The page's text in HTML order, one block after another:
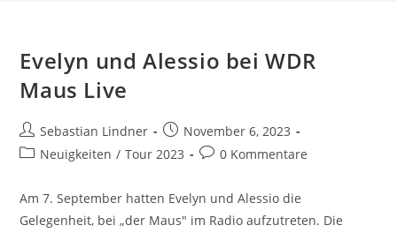
Evelyn und Alessio bei WDR
Maus Live
Beitrags-
Autor:
Sebastian Lindner
Beitrag
veröffentlicht:
November 6, 2023
Beitrags-
Neuigkeiten / Tour 2023
Beitrags-
0 Kommentare
Am 7. September hatten Evelyn und Alessio die
Gelegenheit, bei „der Maus" im Radio aufzutreten. Die